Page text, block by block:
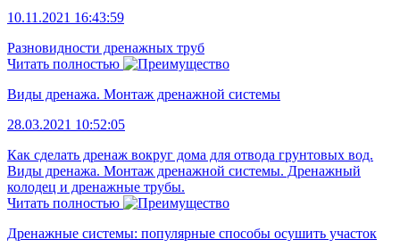
10.11.2021 16:43:59
Разновидности дренажных труб
Читать полностью
Виды дренажа. Монтаж дренажной системы
28.03.2021 10:52:05
Как сделать дренаж вокруг дома для отвода грунтовых вод.
Виды дренажа. Монтаж дренажной системы. Дренажный
колодец и дренажные трубы.
Читать полностью
Дренажные системы: популярные способы осушить участок